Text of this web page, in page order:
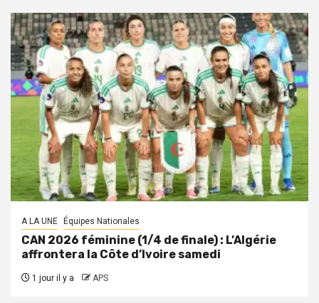
A LA UNE Équipes Nationales
CAN 2026 féminine (1/4 de finale) : L’Algérie
affrontera la Côte d’Ivoire samedi
1 jour il y a APS